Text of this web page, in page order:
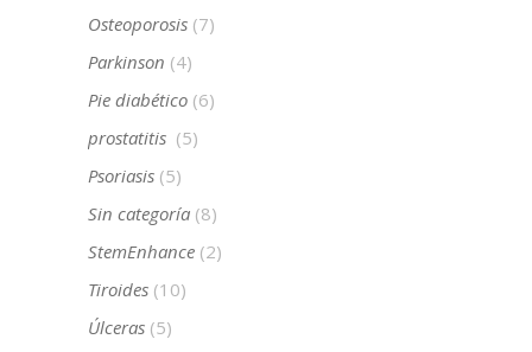
Osteoporosis (7)
Parkinson (4)
Pie diabético (6)
prostatitis (5)
Psoriasis (5)
Sin categoría (8)
StemEnhance (2)
Tiroides (10)
Úlceras (5)